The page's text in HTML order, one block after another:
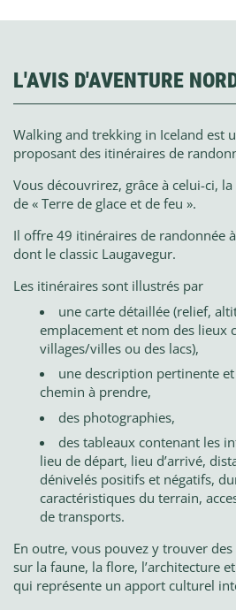
L'AVIS D'AVENTURE
Walking and trekking in Iceland est
proposant des itinéraires de
Vous découvrirez, grâce à celui-ci,
de « Terre de glace et de feu ».
Il offre 49 itinéraires de randonnée
dont le classic Laugavegur.
Les itinéraires sont illustrés par
une carte détaillée (relief,
emplacement et nom des lieux
villages/villes ou des lacs),
une description pertinente
chemin à prendre,
des photographies,
des tableaux contenant les
lieu de départ, lieu d’arrivé,
dénivelés positifs et négatifs,
caractéristiques du terrain,
de transports.
En outre, vous pouvez y trouver
sur la faune, la flore, l’architecture
qui représente un apport culturel